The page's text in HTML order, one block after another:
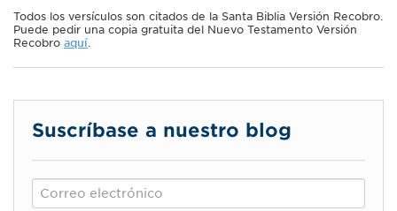
Todos los versículos son citados de la Santa Biblia Versión Recobro.
Puede pedir una copia gratuita del Nuevo Testamento Versión
Recobro aquí.
Suscríbase a nuestro blog